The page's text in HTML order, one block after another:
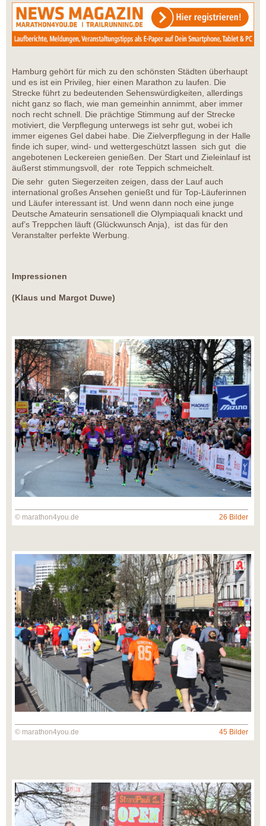
Hamburg gehört für mich zu den schönsten Städten überhaupt
und es ist ein Privileg, hier einen Marathon zu laufen. Die
Strecke führt zu bedeutenden Sehenswürdigkeiten, allerdings
nicht ganz so flach, wie man gemeinhin annimmt, aber immer
noch recht schnell. Die prächtige Stimmung auf der Strecke
motiviert, die Verpflegung unterwegs ist sehr gut, wobei ich
immer eigenes Gel dabei habe. Die Zielverpflegung in der Halle
finde ich super, wind- und wettergeschützt lassen sich gut die
angebotenen Leckereien genießen. Der Start und Zieleinlauf ist
äußerst stimmungsvoll, der rote Teppich schmeichelt.
Die sehr guten Siegerzeiten zeigen, dass der Lauf auch
international großes Ansehen genießt und für Top-Läuferinnen
und Läufer interessant ist. Und wenn dann noch eine junge
Deutsche Amateurin sensationell die Olympiaquali knackt und
auf’s Treppchen läuft (Glückwunsch Anja), ist das für den
Veranstalter perfekte Werbung.
Impressionen
(Klaus und Margot Duwe)
© marathon4you.de 26 Bilder
© marathon4you.de 45 Bilder